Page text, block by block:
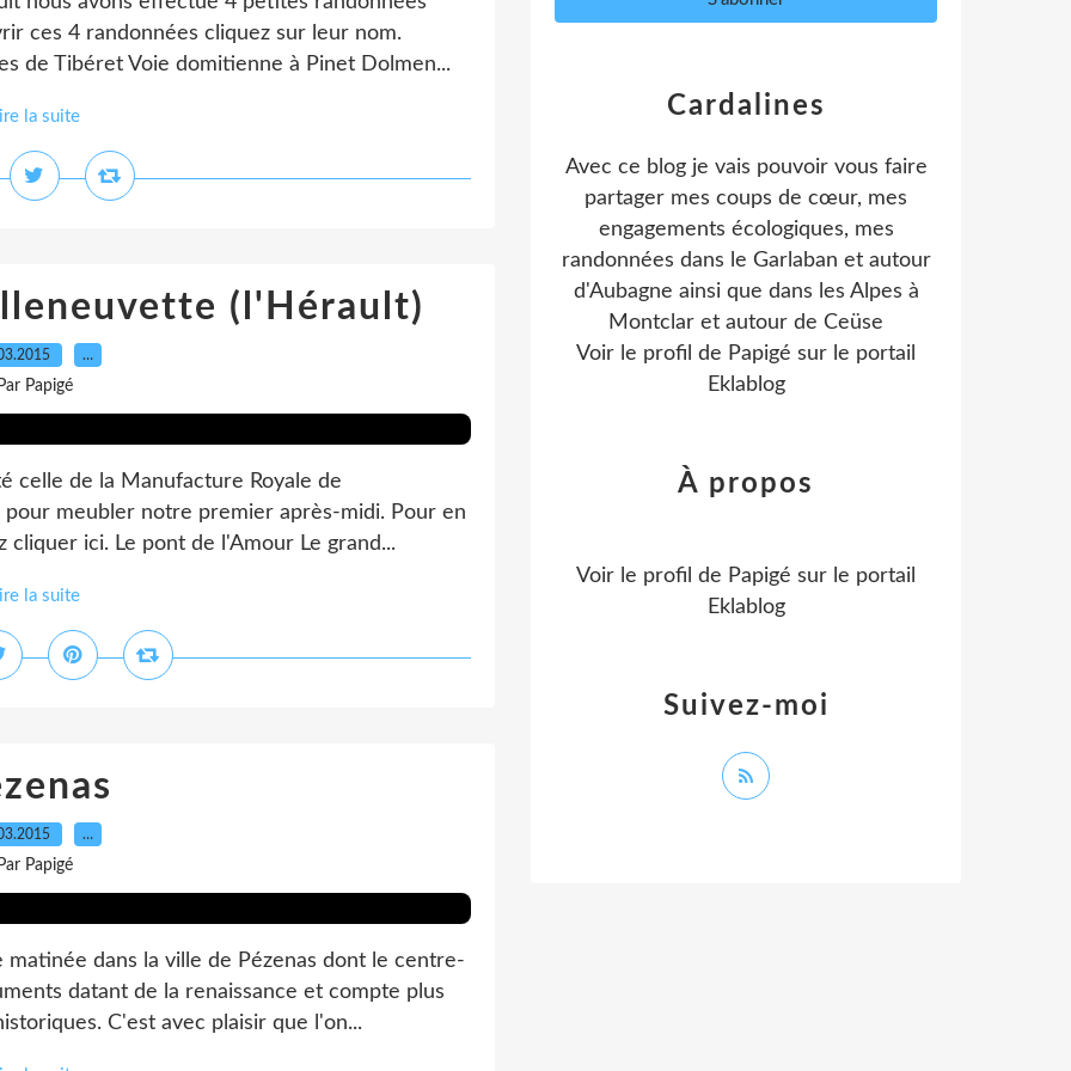
ces 4 randonnées cliquez sur leur nom.
de Tibéret Voie domitienne à Pinet Dolmen...
la suite
(l'Hérault)
…
Papigé
celle de la Manufacture Royale de
meubler notre premier après-midi. Pour en
ici. Le pont de l'Amour Le grand...
la suite
…
Papigé
dans la ville de Pézenas dont le centre-
datant de la renaissance et compte plus
C'est avec plaisir que l'on...
Cardalines
Avec ce blog je vais pouvoir vous faire
partager mes coups de cœur, mes
engagements écologiques, mes
randonnées dans le Garlaban et autour
d'Aubagne ainsi que dans les Alpes à
Montclar et autour de Ceüse
Voir le profil de Papigé sur le portail
Eklablog
Suivez-moi
À propos
Voir le profil de Papigé sur le portail
Eklablog